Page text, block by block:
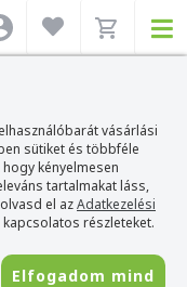
vásárlási
sütiket és többféle
kényelmesen
tartalmakat láss,
el azAdatkezelési
kapcsolatos részleteket.
Elfogadom mind